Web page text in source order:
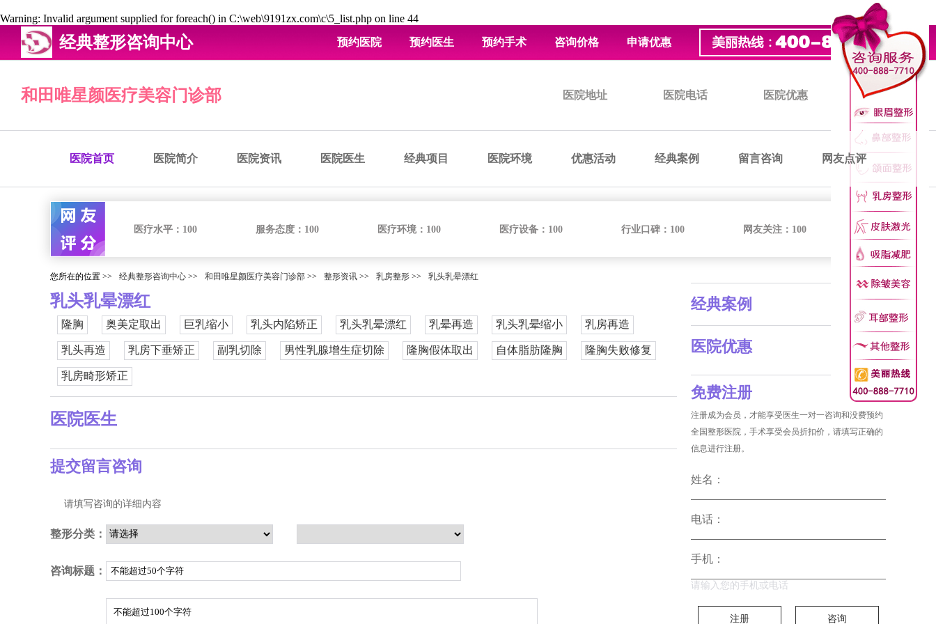
Warning: Invalid argument supplied for foreach() in C:\web\9191zx.com\c\5_list.php on line 44
经典整形咨询中心 预约医院 预约医生 预约手术 咨询价格 申请优惠
和田唯星颜医疗美容门诊部 医院地址 医院电话 医院优惠 医院价格
医院首页 医院简介 医院资讯 医院医生 经典项目 医院环境 优惠活动 经典案例 留言咨询 网友点评
医疗水平： 100 服务态度： 100 医疗环境： 100 医疗设备： 100 行业口碑： 100 网友关注： 100
您所在的位置 >> 经典整形咨询中心 >> 和田唯星颜医疗美容门诊部 >> 整形资讯 >> 乳房整形 >> 乳头乳晕漂红
乳头乳晕漂红
隆胸 奥美定取出 巨乳缩小 乳头内陷矫正 乳头乳晕漂红 乳晕再造 乳头乳晕缩小 乳房再造
乳头再造 乳房下垂矫正 副乳切除 男性乳腺增生症切除 隆胸假体取出 自体脂肪隆胸 隆胸失败修复
乳房畸形矫正
医院医生
提交留言咨询
请填写咨询的详细内容
整形分类：
咨询标题：
经典案例
医院优惠
免费注册
注册成为会员，才能享受医生一对一咨询和没费预约
全国整形医院，手术享受会员折扣价，请填写正确的
信息进行注册。
姓名：
电话：
手机：
请输入您的手机或电话
注册 咨询